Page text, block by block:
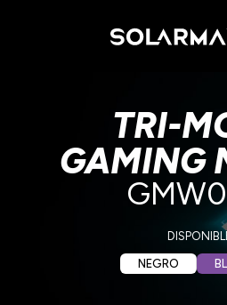
TRI-
GAMING
NEGRO